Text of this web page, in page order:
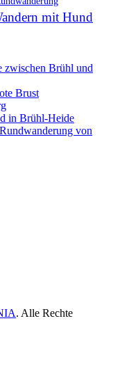
mit Hund
zwischen Brühl und
Brust
in Brühl-Heide
von
. Alle Rechte